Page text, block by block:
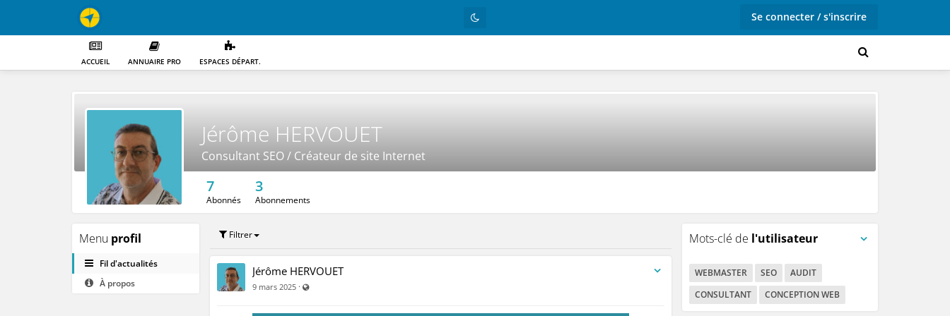
Se connecter / s'inscrire
ACCUEIL ANNUAIRE PRO ESPACES DÉPART.
Jérôme HERVOUET
Consultant SEO / Créateur de site Internet
7
Abonnés
3
Abonnements
Menu profil
Fil d'actualités
À propos
Filtrer
Jérôme HERVOUET
9 mars 2025 ·
Mots-clé de l'utilisateur
WEBMASTER SEO
AUDIT
CONSULTANT
CONCEPTION WEB